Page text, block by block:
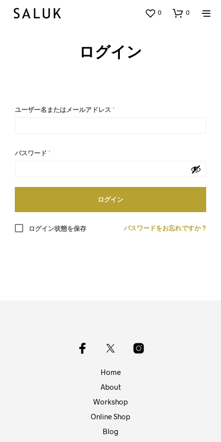
0 0
ログイン
ユーザー名またはメールアドレス *
パスワード *
ログイン
ログイン状態を保存 パスワードをお忘れですか ?
Home
About
Workshop
Online Shop
Blog